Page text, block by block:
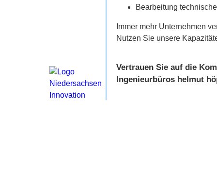
Bearbeitung
Immer mehr Unternehmen
Nutzen Sie unsere
Vertrauen Sie auf die
Ingenieurbüros helmut